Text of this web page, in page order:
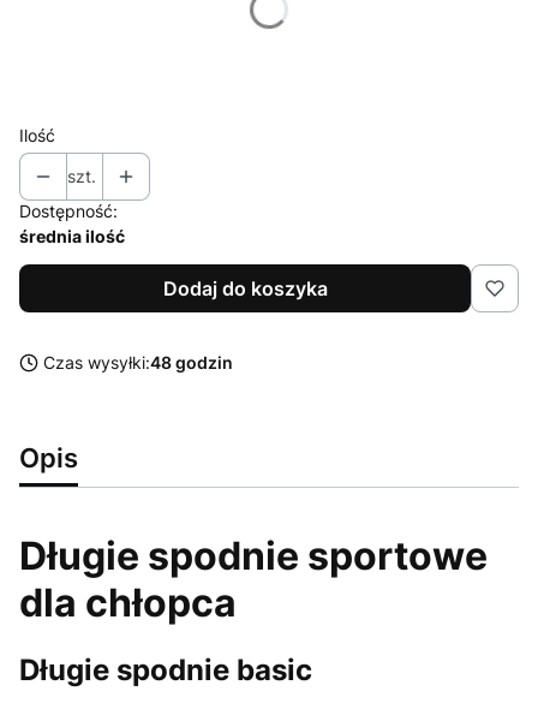
Ilość
szt.
Dostępność:
średnia ilość
Dodaj do koszyka
Czas wysyłki:48 godzin
Opis
Długie spodnie sportowe
dla chłopca
Długie spodnie basic